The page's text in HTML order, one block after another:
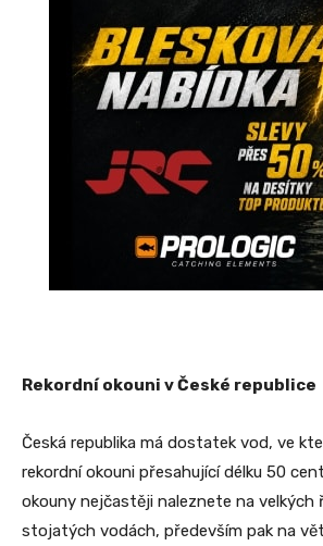
Rekordní okouni v České republice
Česká republika má dostatek vod, ve
rekordní okouni přesahující délku 50
okouny nejčastěji naleznete na velkých
stojatých vodách, především pak na